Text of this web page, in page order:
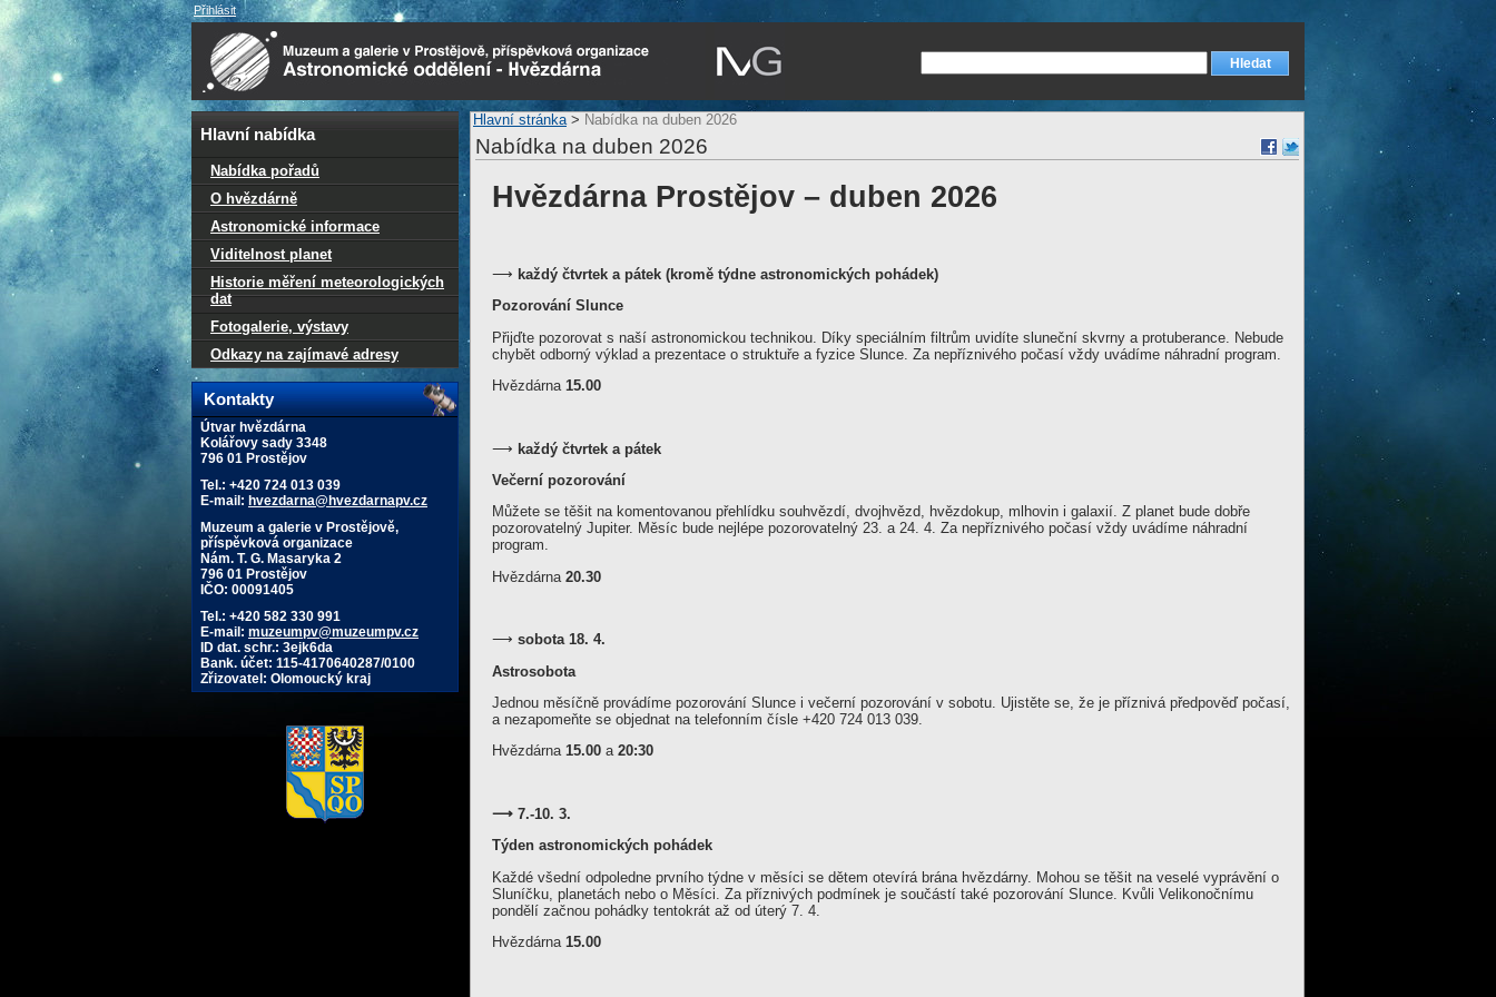
Hlavní nabídka
Nabídka pořadů
O hvězdárně
Astronomické informace
Viditelnost planet
Historie měření meteorologických
dat
Fotogalerie, výstavy
Odkazy na zajímavé adresy
Kontakty
Útvar hvězdárna
Kolářovy sady 3348
796 01 Prostějov
Tel.: +420 724 013 039
E-mail: hvezdarna@hvezdarnapv.cz
Muzeum a galerie v Prostějově,
příspěvková organizace
Nám. T. G. Masaryka 2
796 01 Prostějov
IČO: 00091405
Tel.: +420 582 330 991
E-mail: muzeumpv@muzeumpv.cz
ID dat. schr.: 3ejk6da
Bank. účet: 115-4170640287/0100
Zřizovatel: Olomoucký kraj
Hlavní stránka> Nabídka na duben 2026
Nabídka na duben 2026
Hvězdárna Prostějov – duben 2026
⟶ každý čtvrtek a pátek (kromě týdne astronomických pohádek)
Pozorování Slunce
Přijďte pozorovat s naší astronomickou technikou. Díky speciálním filtrům uvidíte sluneční skvrny a protuberance. Nebude
chybět odborný výklad a prezentace o struktuře a fyzice Slunce. Za nepříznivého počasí vždy uvádíme náhradní program.
Hvězdárna 15.00
⟶ každý čtvrtek a pátek
Večerní pozorování
Můžete se těšit na komentovanou přehlídku souhvězdí, dvojhvězd, hvězdokup, mlhovin i galaxií. Z planet bude dobře
pozorovatelný Jupiter. Měsíc bude nejlépe pozorovatelný 23. a 24. 4. Za nepříznivého počasí vždy uvádíme náhradní
program.
Hvězdárna 20.30
⟶ sobota 18. 4.
Astrosobota
Jednou měsíčně provádíme pozorování Slunce i večerní pozorování v sobotu. Ujistěte se, že je příznivá předpověď počasí,
a nezapomeňte se objednat na telefonním čísle +420 724 013 039.
Hvězdárna15.00 a20:30
⟶ 7.-10. 3.
Týden astronomických pohádek
Každé všední odpoledne prvního týdne v měsíci se dětem otevírá brána hvězdárny. Mohou se těšit na veselé vyprávění o
Sluníčku, planetách nebo o Měsíci. Za příznivých podmínek je součástí také pozorování Slunce. Kvůli Velikonočnímu
pondělí začnou pohádky tentokrát až od úterý 7. 4.
Hvězdárna 15.00
Přihlásit